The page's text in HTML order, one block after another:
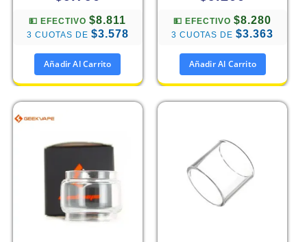
💵 EFECTIVO$8.811
3 CUOTAS DE $3.578
Añadir Al Carrito
💵 EFECTIVO$8.280
3 CUOTAS DE$3.363
Añadir Al Carrito